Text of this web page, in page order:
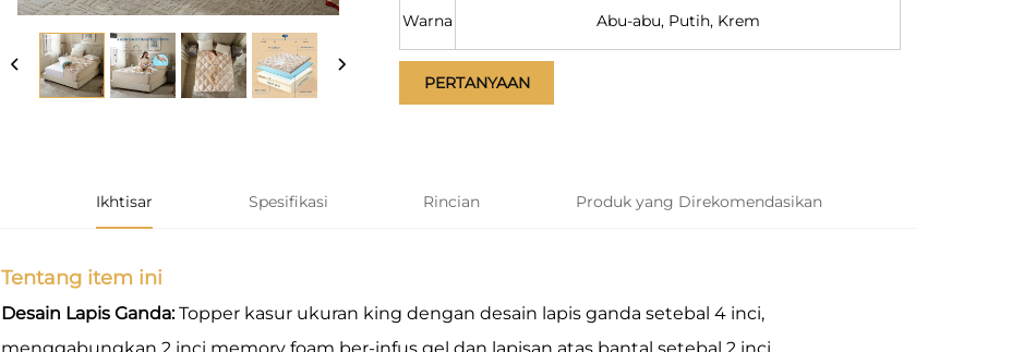
Warna Abu-abu, Putih, Krem
PERTANYAAN
Ikhtisar Spesifikasi Rincian Produk yang Direkomendasikan
Tentang item ini
Desain Lapis Ganda:Topper kasur ukuran king dengan desain lapis ganda setebal 4 inci,